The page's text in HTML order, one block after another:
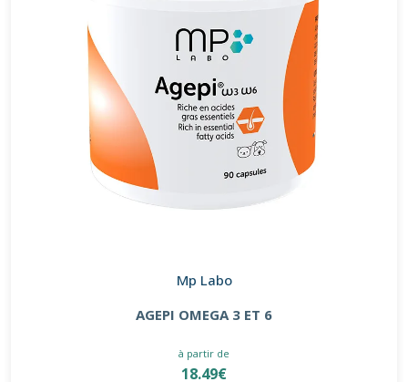
Mp Labo
AGEPI OMEGA 3 ET 6
à partir de
18.49€